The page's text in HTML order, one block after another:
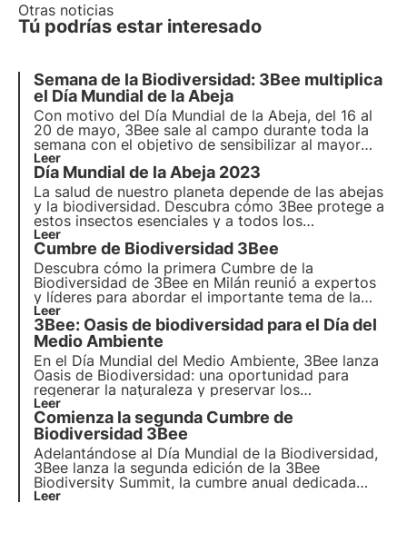
Otras noticias
Tú podrías estar interesado
Semana de la Biodiversidad: 3Bee multiplica
el Día Mundial de la Abeja
Con motivo del Día Mundial de la Abeja, del 16 al
20 de mayo, 3Bee sale al campo durante toda la
semana con el objetivo de sensibilizar al mayor
número posible de personas sobre la importancia
de cuestiones fundamentales relacionadas con la
salvaguarda del planeta y el mantenimiento de la
biodiversidad.
Leer
Día Mundial de la Abeja 2023
La salud de nuestro planeta depende de las abejas
y la biodiversidad. Descubra cómo 3Bee protege a
estos insectos esenciales y a todos los
polinizadores en el Día Mundial de la Abeja 2023.
Leer
Cumbre de Biodiversidad 3Bee
Descubra cómo la primera Cumbre de la
Biodiversidad de 3Bee en Milán reunió a expertos
y líderes para abordar el importante tema de la
biodiversidad
iniciativas clave que promueven la conservación
de la naturaleza y la implicación de empresas,
instituciones y público en general.
Leer
3Bee: Oasis de biodiversidad para el Día del
Medio Ambiente
En el Día Mundial del Medio Ambiente, 3Bee lanza
Oasis de Biodiversidad: una oportunidad para
regenerar la naturaleza y preservar los
polinizadores
nuestra misión combinatecnologíade vanguardia
ycompromiso medioambiental
Leer
Comienza la segunda Cumbre de
Biodiversidad 3Bee
Adelantándose al Día Mundial de la Biodiversidad,
3Bee lanza la segunda edición de la 3Bee
Biodiversity Summit, la cumbre anual dedicada
íntegramente a la biodiversidad que se celebrará el
Leer